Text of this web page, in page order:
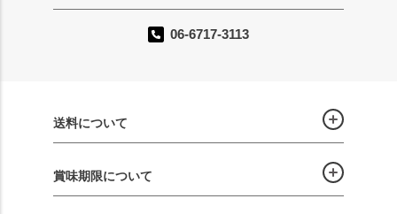
06-6717-3113
送料について
賞味期限について